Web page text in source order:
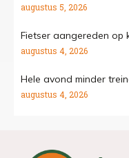
augustus 5, 2026
Fietser aangereden op
augustus 4, 2026
Hele avond minder
augustus 4, 2026